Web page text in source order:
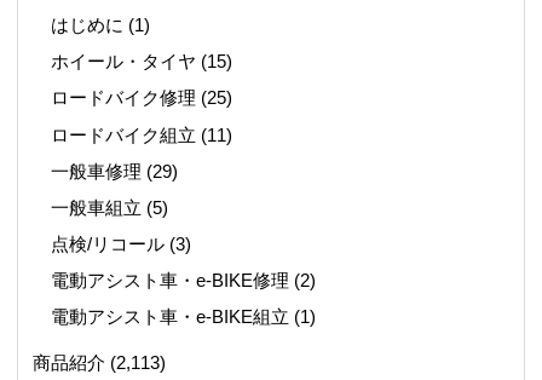
はじめに (1)
ホイール・タイヤ (15)
ロードバイク修理 (25)
ロードバイク組立 (11)
一般車修理 (29)
一般車組立 (5)
点検/リコール (3)
電動アシスト車・e-BIKE修理 (2)
電動アシスト車・e-BIKE組立 (1)
商品紹介 (2,113)